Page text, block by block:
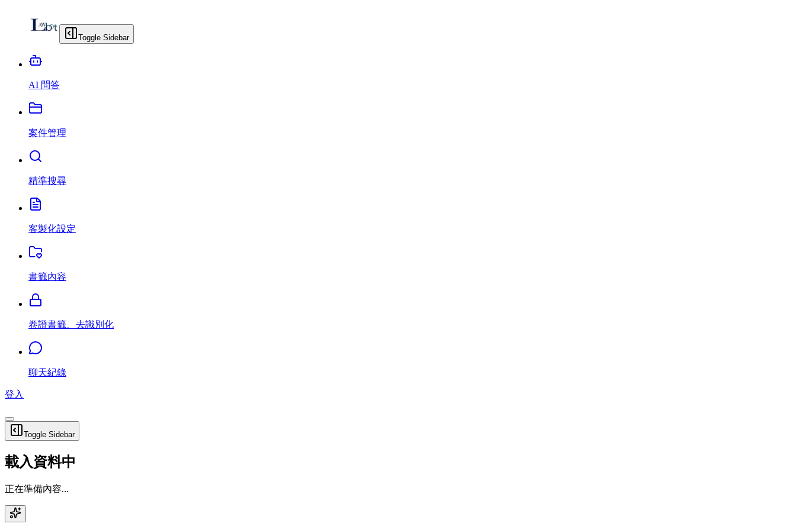
Toggle Sidebar
AI 問答
案件管理
精準搜尋
客製化設定
書籤內容
卷證書籤、去識別化
聊天紀錄
登入
Toggle Sidebar
載入資料中
正在準備內容...